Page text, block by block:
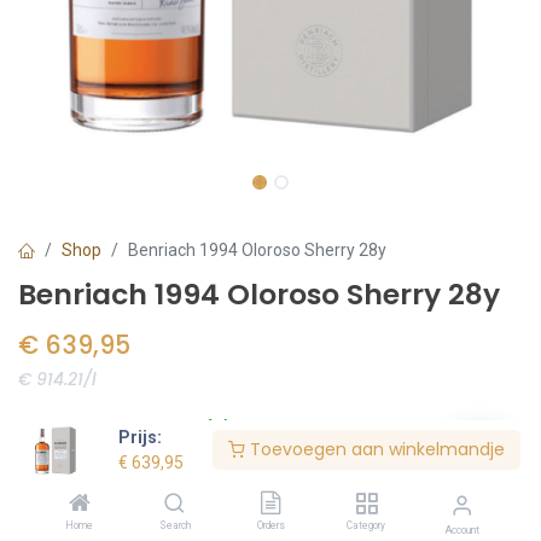
Prijs:
€ 639,95
Toevoegen aan winkelmandje
Home Search Orders Category Account
Shop Benriach 1994 Oloroso Sherry 28y
Benriach 1994 Oloroso Sherry 28y
€ 639,95
€ 914.21/l
Voorraad:2stuk(s)
Bestel nu